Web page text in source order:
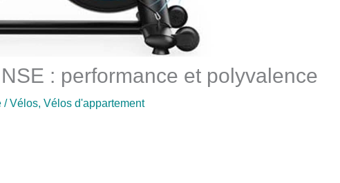
: performance et polyvalence
/Vélos, Vélos d'appartement